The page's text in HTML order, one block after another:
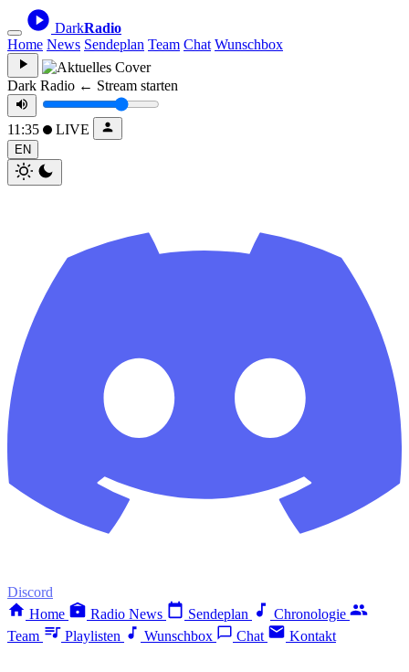
DarkRadio
Home News Sendeplan Team Chat Wunschbox
Dark Radio ← Stream starten
11:35 LIVE
EN
Discord
Home
Radio News Sendeplan
Chronologie
Team
Playlisten Wunschbox Chat Kontakt